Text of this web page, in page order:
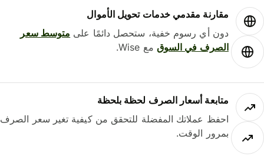
مقارنة مقدمي خدمات تحويل الأموال
دون أي رسوم خفية، ستحصل دائمًا علىمتوسط ​​سعر
الصرف في السوقمع Wise.
متابعة أسعار الصرف لحظة بلحظة
احفظ عملاتك المفضلة للتحقق من كيفية تغير سعر الصرف
بمرور الوقت.